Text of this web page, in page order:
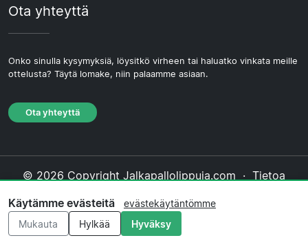
Ota yhteyttä
Onko sinulla kysymyksiä, löysitkö virheen tai haluatko vinkata meille
ottelusta? Täytä lomake, niin palaamme asiaan.
Ota yhteyttä
© 2026 Copyright Jalkapallolippuja.com · Tietoa
Evästekäytäntö·Toimituksellinen käytäntö
Käytämme evästeitä
evästekäytäntömme
Mukauta
Hylkää Hyväksy